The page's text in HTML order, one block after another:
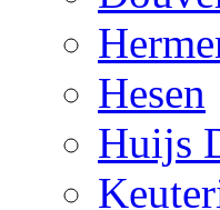
Hesen
Huijs